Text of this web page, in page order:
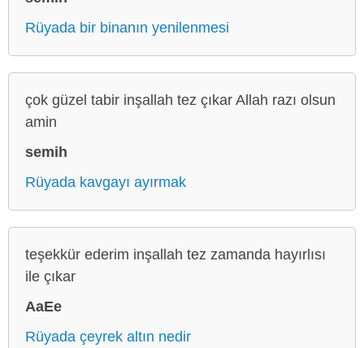
Rüyada bir binanın yenilenmesi
çok güzel tabir inşallah tez çıkar Allah razı olsun
amin
semih
Rüyada kavgayı ayırmak
teşekkür ederim inşallah tez zamanda hayırlısı
ile çıkar
AaEe
Rüyada çeyrek altın nedir